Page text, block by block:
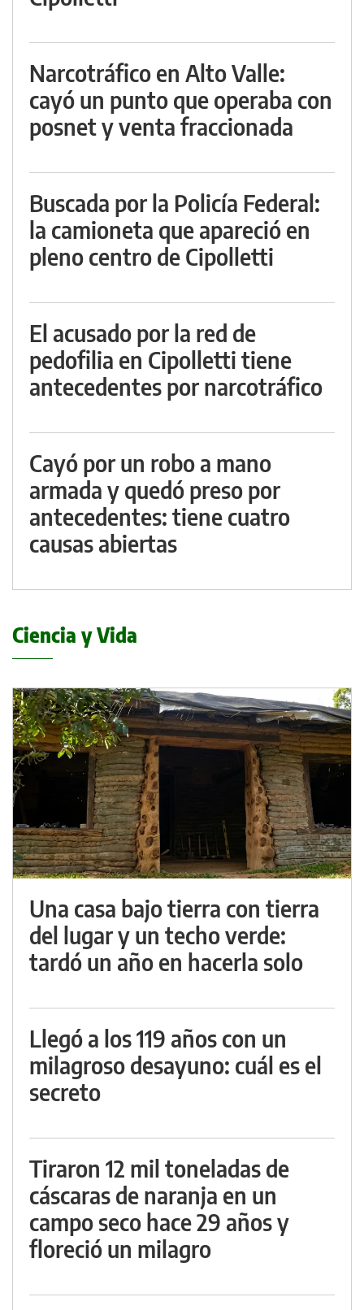
Narcotráfico en Alto Valle:
cayó un punto que operaba con
posnet y venta fraccionada
Buscada por la Policía Federal:
la camioneta que apareció en
pleno centro de Cipolletti
El acusado por la red de
pedofilia en Cipolletti tiene
antecedentes por narcotráfico
Cayó por un robo a mano
armada y quedó preso por
antecedentes: tiene cuatro
causas abiertas
Ciencia y Vida
Una casa bajo tierra con tierra
del lugar y un techo verde:
tardó un año en hacerla solo
Llegó a los 119 años con un
milagroso desayuno: cuál es el
secreto
Tiraron 12 mil toneladas de
cáscaras de naranja en un
campo seco hace 29 años y
floreció un milagro